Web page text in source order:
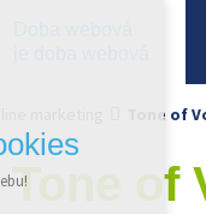
Tone of
Tone of